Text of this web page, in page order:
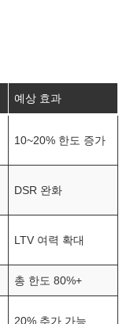
예상 효과
10~20% 한도 증가
DSR 완화
LTV 여력 확대
총 한도 80%+
20% 추가 가능